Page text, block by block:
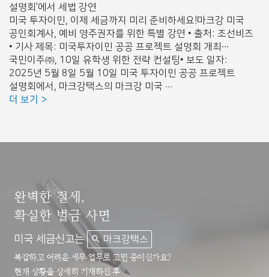
설명회'에서 세법 강연
미국 투자이민, 이제 세금까지 미리 준비하세요!마크강 미국
공인회계사, 예비 영주권자를 위한 특별 강연 • 출처: 조선비즈
• 기사 제목: 미국투자이민 공공 프로젝트 설명회 개최∙∙∙
국민이주㈜, 10일 유학생 위한 전략 컨설팅• 보도 일자:
2025년 5월 8일 5월 10일 미국 투자이민 공공 프로젝트
설명회에서, 마크강택스의 마크강 미국 ···
더 보기
완벽한 절세,
확실한 벌금 사면
미국 세금신고는 마크강택스
복잡하고 어려운 세무 업무로 고민 중이신가요?
현재 상황을 상세히 기재하신 후